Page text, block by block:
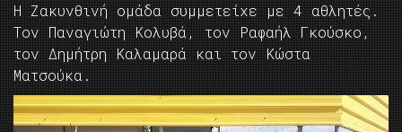
Η Ζακυνθινή ομάδα συμμετείχε με 4 αθλητές.
Τον Παναγιώτη Κολυβά, τον Ραφαήλ Γκούσκο,
τον Δημήτρη Καλαμαρά και τον Κώστα
Ματσούκα.